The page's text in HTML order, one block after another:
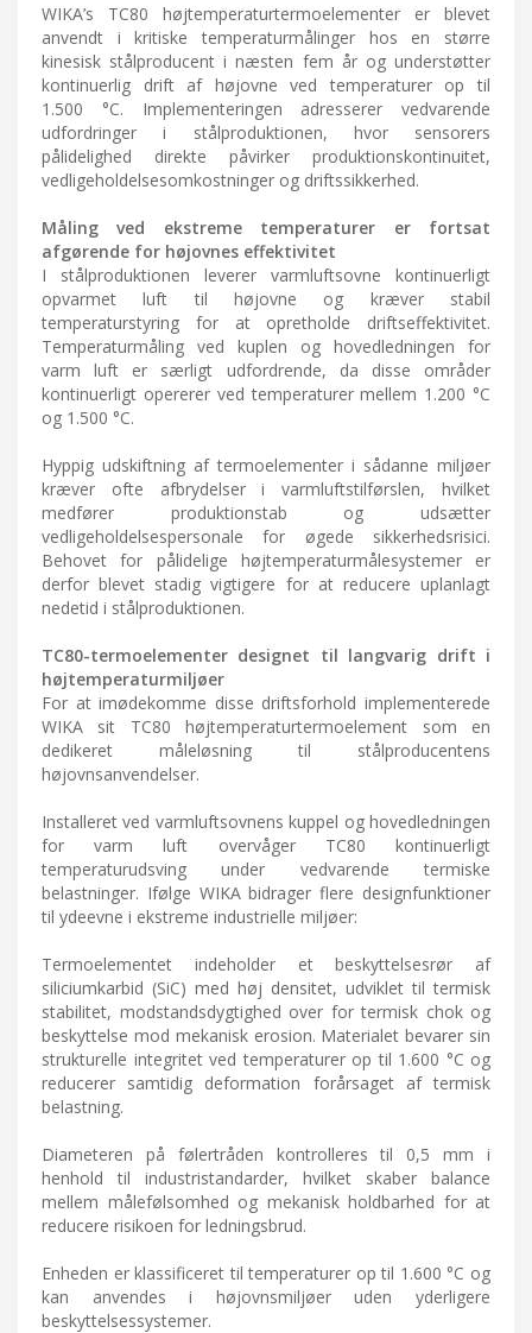
WIKA’s TC80 højtemperaturtermoelementer er blevet
anvendt i kritiske temperaturmålinger hos en større
kinesisk stålproducent i næsten fem år og understøtter
kontinuerlig drift af højovne ved temperaturer op til
1.500 °C. Implementeringen adresserer vedvarende
udfordringer i stålproduktionen, hvor sensorers
pålidelighed direkte påvirker produktionskontinuitet,
vedligeholdelsesomkostninger og driftssikkerhed.
Måling ved ekstreme temperaturer er fortsat
afgørende for højovnes effektivitet
I stålproduktionen leverer varmluftsovne kontinuerligt
opvarmet luft til højovne og kræver stabil
temperaturstyring for at opretholde driftseffektivitet.
Temperaturmåling ved kuplen og hovedledningen for
varm luft er særligt udfordrende, da disse områder
kontinuerligt opererer ved temperaturer mellem 1.200 °C
og 1.500 °C.
Hyppig udskiftning af termoelementer i sådanne miljøer
kræver ofte afbrydelser i varmluftstilførslen, hvilket
medfører produktionstab og udsætter
vedligeholdelsespersonale for øgede sikkerhedsrisici.
Behovet for pålidelige højtemperaturmålesystemer er
derfor blevet stadig vigtigere for at reducere uplanlagt
nedetid i stålproduktionen.
TC80-termoelementer designet til langvarig drift i
højtemperaturmiljøer
For at imødekomme disse driftsforhold implementerede
WIKA sit TC80 højtemperaturtermoelement som en
dedikeret måleløsning til stålproducentens
højovnsanvendelser.
Installeret ved varmluftsovnens kuppel og hovedledningen
for varm luft overvåger TC80 kontinuerligt
temperaturudsving under vedvarende termiske
belastninger. Ifølge WIKA bidrager flere designfunktioner
til ydeevne i ekstreme industrielle miljøer:
Termoelementet indeholder et beskyttelsesrør af
siliciumkarbid (SiC) med høj densitet, udviklet til termisk
stabilitet, modstandsdygtighed over for termisk chok og
beskyttelse mod mekanisk erosion. Materialet bevarer sin
strukturelle integritet ved temperaturer op til 1.600 °C og
reducerer samtidig deformation forårsaget af termisk
belastning.
Diameteren på følertråden kontrolleres til 0,5 mm i
henhold til industristandarder, hvilket skaber balance
mellem målefølsomhed og mekanisk holdbarhed for at
reducere risikoen for ledningsbrud.
Enheden er klassificeret til temperaturer op til 1.600 °C og
kan anvendes i højovnsmiljøer uden yderligere
beskyttelsessystemer.